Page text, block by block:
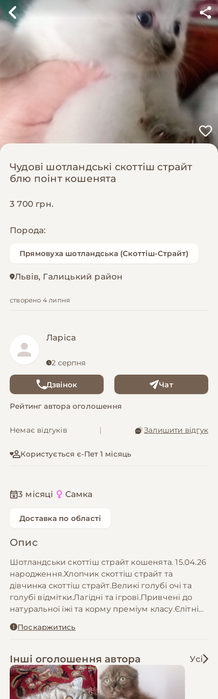
Чудові шотландські скоттіш страйт
блю поінт кошенята
3 700 грн.
Порода:
Прямовуха шотландська (Скоттіш-Страйт)
Львів, Галицький район
створено 4 липня
Ларіса
2 серпня
Дзвінок Чат
Рейтинг автора оголошення
Немає відгуків Залишити відгук
Користується є-Пет 1 місяць
3 місяці Самка
Доставка по області
Опис
Шотландськи скоттіш страйт кошенята. 15.04.26
народження.Хлопчик скоттіш страйт та
дівчинка скоттіш страйт.Великі голубі очі та
голубі відмітки.Лагідні та ігрові.Привчені до
натуральної їжі та корму преміум класу.Єлітні
родословной WCF на розпліднення
Поскаржитись
Інші оголошення автора Усі